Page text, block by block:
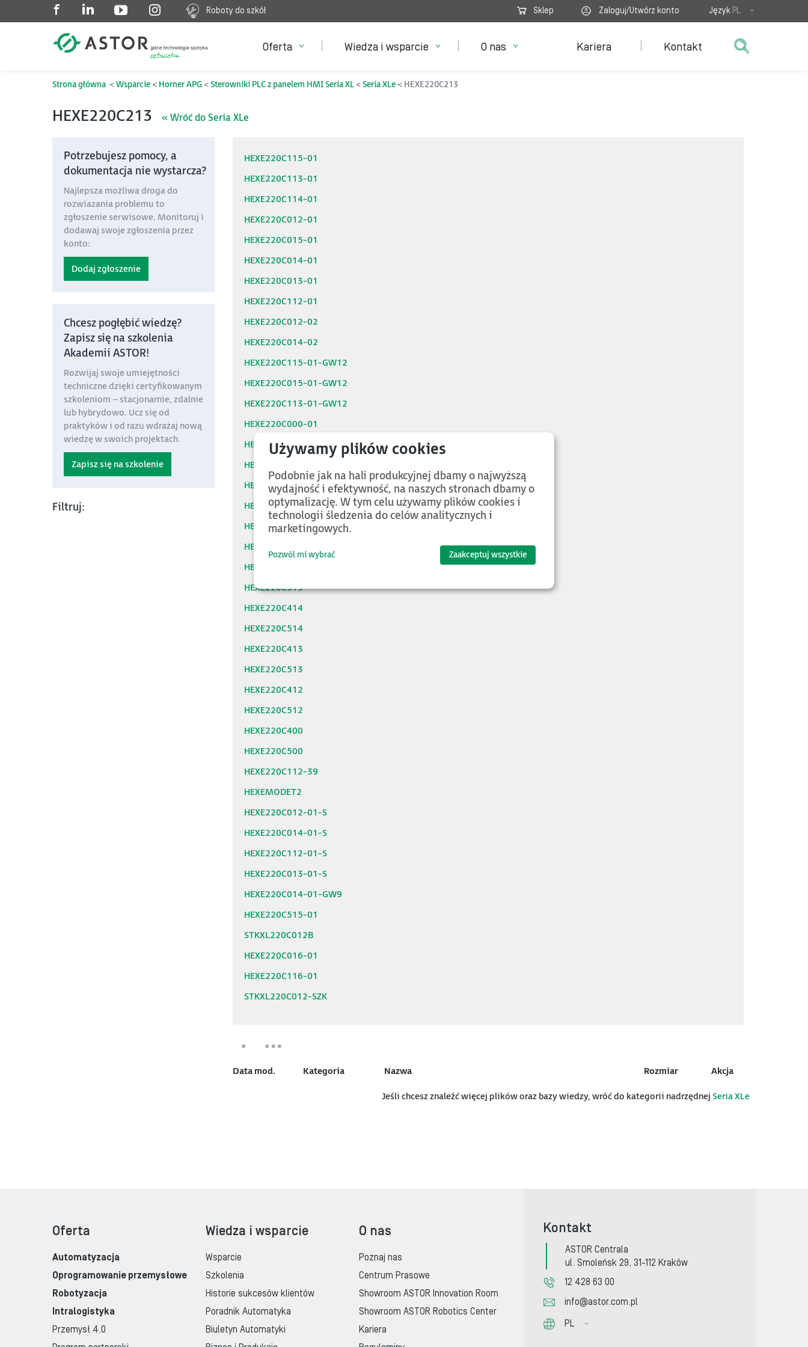
Roboty do szkół Sklep Zaloguj/Utwórz konto Język PL
Oferta Wiedza i wsparcie O nas Kariera Kontakt
Strona główna Wsparcie Horner APG Sterowniki PLC z panelem HMI Seria XL Seria XLe HEXE220C213
HEXE220C213 « Wróć do Seria XLe
Potrzebujesz pomocy, a
dokumentacja nie wystarcza?
Najlepsza możliwa droga do
rozwiazania problemu to
zgłoszenie serwisowe. Monitoruj i
dodawaj swoje zgłoszenia przez
konto:
Dodaj zgłoszenie
Chcesz pogłębić wiedzę?
Zapisz się na szkolenia
Akademii ASTOR!
Rozwijaj swoje umiejętności
techniczne dzięki certyfikowanym
szkoleniom – stacjonarnie, zdalnie
lub hybrydowo. Ucz się od
praktyków i od razu wdrażaj nową
wiedzę w swoich projektach.
Zapisz się na szkolenie
Filtruj:
HEXE220C115-01
HEXE220C113-01
HEXE220C114-01
HEXE220C012-01
HEXE220C015-01
HEXE220C014-01
HEXE220C013-01
HEXE220C112-01
HEXE220C012-02
HEXE220C014-02
HEXE220C115-01-GW12
HEXE220C015-01-GW12
HEXE220C113-01-GW12
HEXE220C000-01
HEXE220C100-01
HEXE220C200
HEXE220C212
HEXE220C213
HEXE220C214
HEXE220C215
HEXE220C415
HEXE220C515
HEXE220C414
HEXE220C514
HEXE220C413
HEXE220C513
HEXE220C412
HEXE220C512
HEXE220C400
HEXE220C500
HEXE220C112-39
HEXEMODET2
HEXE220C012-01-S
HEXE220C014-01-S
HEXE220C112-01-S
HEXE220C013-01-S
HEXE220C014-01-GW9
HEXE220C515-01
STKXL220C012B
HEXE220C016-01
HEXE220C116-01
STKXL220C012-SZK
Data mod. Kategoria Nazwa Rozmiar Akcja
Jeśli chcesz znaleźć więcej plików oraz bazy wiedzy, wróć do kategorii nadrzędnej Seria XLe
Oferta
Automatyzacja
Oprogramowanie przemysłowe
Robotyzacja
Intralogistyka
Przemysł 4.0
Wiedza i wsparcie
Wsparcie
Szkolenia
Historie sukcesów klientów
Poradnik Automatyka
Biuletyn Automatyki
O nas
Poznaj nas
Centrum Prasowe
Showroom ASTOR Innovation Room
Showroom ASTOR Robotics Center
Kariera
Kontakt
ASTOR Centrala
ul. Smoleńsk 29, 31-112 Kraków
12 428 63 00
info@astor.com.pl
PL
Podobnie jak na hali produkcyjnej dbamy o najwyższą
wydajność i efektywność, na naszych stronach dbamy o
optymalizację. W tym celu używamy plików cookies i
technologii śledzenia do celów analitycznych i
marketingowych.
Pozwól mi wybrać Zaakceptuj wszystkie